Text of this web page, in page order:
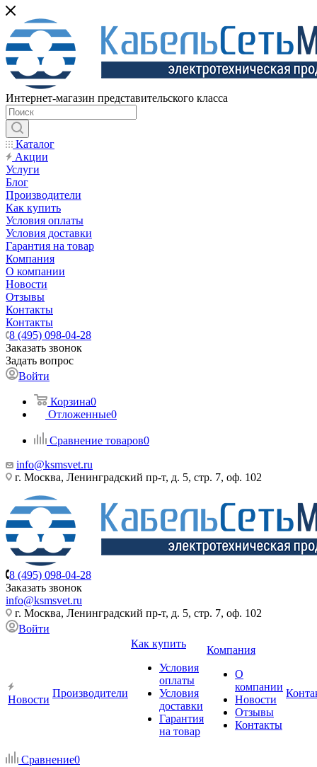
Интернет-магазин представительского класса
Каталог
Акции
Услуги
Блог
Производители
Как купить
Условия оплаты
Условия доставки
Гарантия на товар
Компания
О компании
Новости
Отзывы
Контакты
Контакты
8 (495) 098-04-28
Заказать звонок
Задать вопрос
Войти
Корзина0
Отложенные0
Сравнение товаров0
info@ksmsvet.ru
г. Москва, Ленинградский пр-т, д. 5, стр. 7, оф. 102
8 (495) 098-04-28
Заказать звонок
info@ksmsvet.ru
г. Москва, Ленинградский пр-т, д. 5, стр. 7, оф. 102
Войти
Новости
Производители
Как купить
Условия
оплаты
Условия
доставки
Гарантия
на товар
Компания
О
компании
Новости
Отзывы
Контакты
Сравнение0